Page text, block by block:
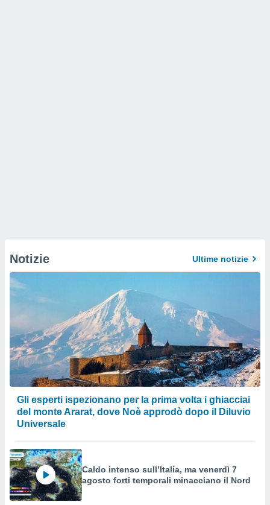
Notizie Ultime notizie
Gli esperti ispezionano per la prima volta i ghiacciai
del monte Ararat, dove Noè approdò dopo il Diluvio
Universale
Caldo intenso sull’Italia, ma venerdì 7
agosto forti temporali minacciano il Nord